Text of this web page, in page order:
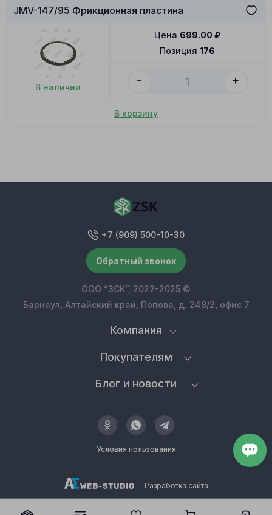
JMV-147/95 Фрикционная пластина
В наличии
Позиция 176
Цена 699.00 ₽
- +
В корзину
Условия пользования
Компания
Покупателям
Блог и новости
+7 (909) 500-10-30
Обратный звонок
ООО “ЗСК”, 2022-2025 ©
Барнаул, Алтайский край, Попова, д. 248/2, офис 7
- Разработка сайта